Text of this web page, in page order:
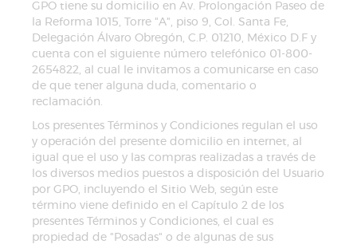
GPO tiene su domicilio en Av. Prolongación Paseo de
la Reforma 1015, Torre "A", piso 9, Col. Santa Fe,
Delegación Álvaro Obregón, C.P. 01210, México D.F y
cuenta con el siguiente número telefónico 01-800-
2654822, al cual le invitamos a comunicarse en caso
de que tener alguna duda, comentario o
reclamación.
Los presentes Términos y Condiciones regulan el uso
y operación del presente domicilio en internet, al
igual que el uso y las compras realizadas a través de
los diversos medios puestos a disposición del Usuario
por GPO, incluyendo el Sitio Web, según este
término viene definido en el Capítulo 2 de los
presentes Términos y Condiciones, el cual es
propiedad de "Posadas" o de algunas de sus